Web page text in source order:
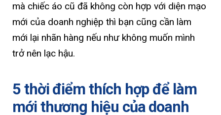
mà chiếc áo cũ đã không còn hợp với diện mạo
mới của doanh nghiệp thì bạn cũng cần làm
mới lại nhãn hàng nếu như không muốn mình
trở nên lạc hậu.
5 thời điểm thích hợp để làm
mới thương hiệu của doanh